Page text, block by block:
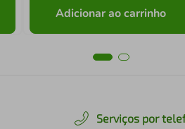
Adicionar ao carrinho
Serviços por